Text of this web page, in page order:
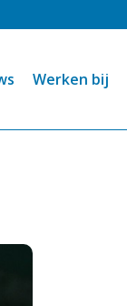
Werken bij